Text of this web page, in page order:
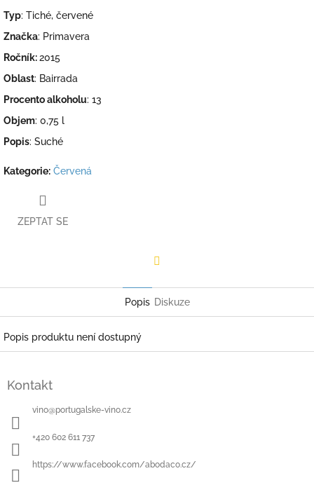
Typ: Tiché, červené
Značka: Primavera
Ročník:2015
Oblast: Bairrada
Procento alkoholu: 13
Objem: 0,75 l
Popis: Suché
Kategorie: Červená
ZEPTAT SE
Popis Diskuze
Popis produktu není dostupný
Kontakt
vino@portugalske-vino.cz
+420 602 611 737
https://www.facebook.com/abodaco.cz/